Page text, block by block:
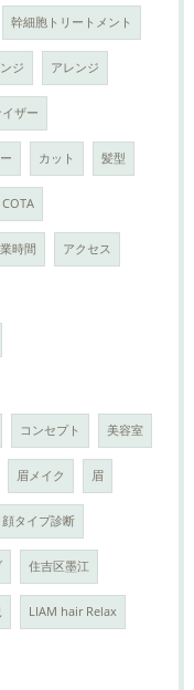
幹細胞トリートメント
ジ アレンジ
ザー
カット 髪型
COTA
時間 アクセス
コンセプト 美容室
眉メイク 眉
顔タイプ診断
住吉区墨江
LIAM hair Relax